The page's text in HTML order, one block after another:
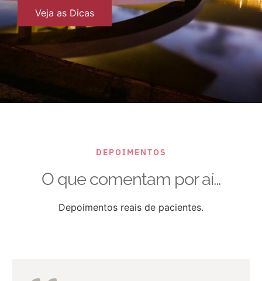
Veja as Dicas
DEPOIMENTOS
O que comentam por aí...
Depoimentos reais de pacientes.